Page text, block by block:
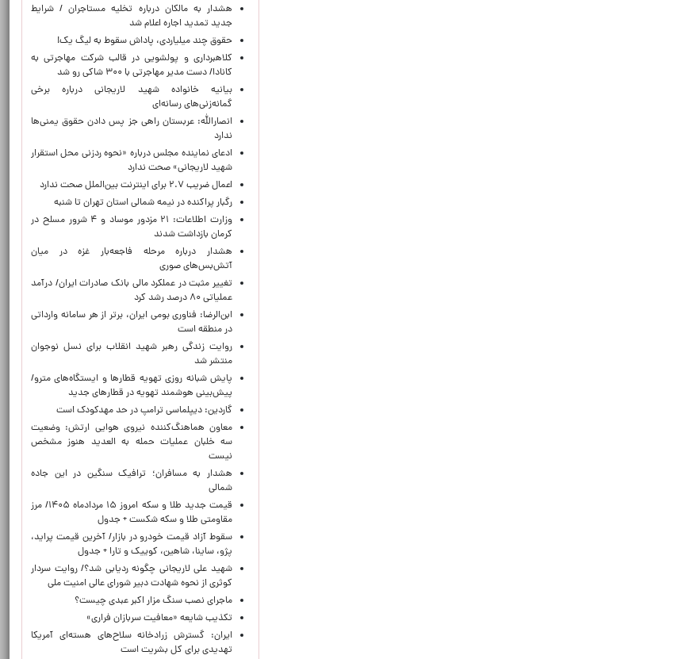
هشدار به مالکان درباره تخلیه مستاجران / شرایط
جدید تمدید اجاره اعلام شد
حقوق چند میلیاردی، پاداش سقوط به لیگ یک!
کلاهبرداری و پولشویی در قالب شرکت مهاجرتی به
کانادا/ دست مدیر مهاجرتی با ۳۰۰ شاکی رو شد
بیانیه خانواده شهید لاریجانی درباره برخی
گمانه‌زنی‌های رسانه‌ای
انصارالله: عربستان راهی جز پس دادن حقوق یمنی‌ها
ندارد
ادعای نماینده مجلس درباره «نحوه ردزنی محل استقرار
شهید لاریجانی» صحت ندارد
اعمال ضریب ۲.۷ برای اینترنت بین‌الملل صحت ندارد
رگبار پراکنده در نیمه شمالی استان تهران تا شنبه
وزارت اطلاعات: ۲۱ مزدور موساد و ۴ شرور مسلح در
کرمان بازداشت شدند
هشدار درباره مرحله فاجعه‌بار غزه در میان
آتش‌بس‌های صوری
تغییر مثبت در عملکرد مالی بانک صادرات ایران/ درآمد
عملیاتی ۸۰ درصد رشد کرد
ابن‌الرضا: فناوری بومی ایران، برتر از هر سامانه وارداتی
در منطقه است
روایت زندگی رهبر شهید انقلاب برای نسل نوجوان
منتشر شد
پایش شبانه روزی تهویه قطارها و ایستگاه‌های مترو/
پیش‌بینی هوشمند تهویه در قطارهای جدید
گاردین: دیپلماسی ترامپ در حد مهدکودک است
معاون هماهنگ‌کننده نیروی هوایی ارتش: وضعیت
سه خلبان عملیات حمله به العدید هنوز مشخص
نیست
هشدار به مسافران؛ ترافیک سنگین در این جاده
شمالی
قیمت جدید طلا و سکه امروز ۱۵ مردادماه ۱۴۰۵/ مرز
مقاومتی طلا و سکه شکست + جدول
سقوط آزاد قیمت خودرو در بازار/ آخرین قیمت پراید،
پژو، ساینا، شاهین، کوییک و تارا + جدول
شهید علی لاریجانی چگونه ردیابی شد؟/ روایت سردار
کوثری از نحوه شهادت دبیر شورای عالی امنیت ملی
ماجرای نصب سنگ مزار اکبر عبدی چیست؟
تکذیب شایعه «معافیت سربازان فراری»
ایران: گسترش زرادخانه سلاح‌های هسته‌ای آمریکا
تهدیدی برای کل بشریت است